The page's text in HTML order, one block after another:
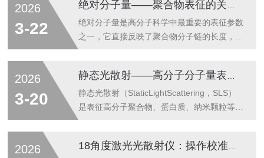
2026
3-22
绝对分子量是高分子科学中最重要的表征参数
之一，它直接反映了聚合物分子链的长度，决
量是分子量的真实值，具有明确的物理意义，
是聚合物研发、生产和质量控制中必须准确测
定的关键参数。测定方法多样，各有特点。凝
相对测定；多角度光散射（MALS）联用
2026
3-20
静态光散射（StaticLightScattering，SLS）
是表征高分子聚合物、蛋白质、纳米颗粒等分
光学理论计算颗粒的平均分子量、根均方旋转
2026